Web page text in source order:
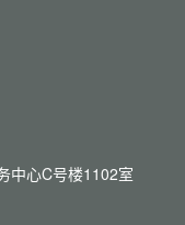
中心C号楼1102室